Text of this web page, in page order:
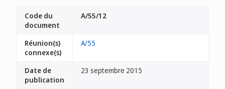
Code du
document
A/55/12
Réunion(s)
connexe(s)
A/55
Date de
publication
23 septembre 2015